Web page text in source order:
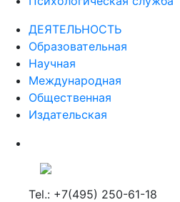
ДЕЯТЕЛЬНОСТЬ
Образовательная
Научная
Международная
Общественная
Издательская
Tel.: +7(495) 250-61-18